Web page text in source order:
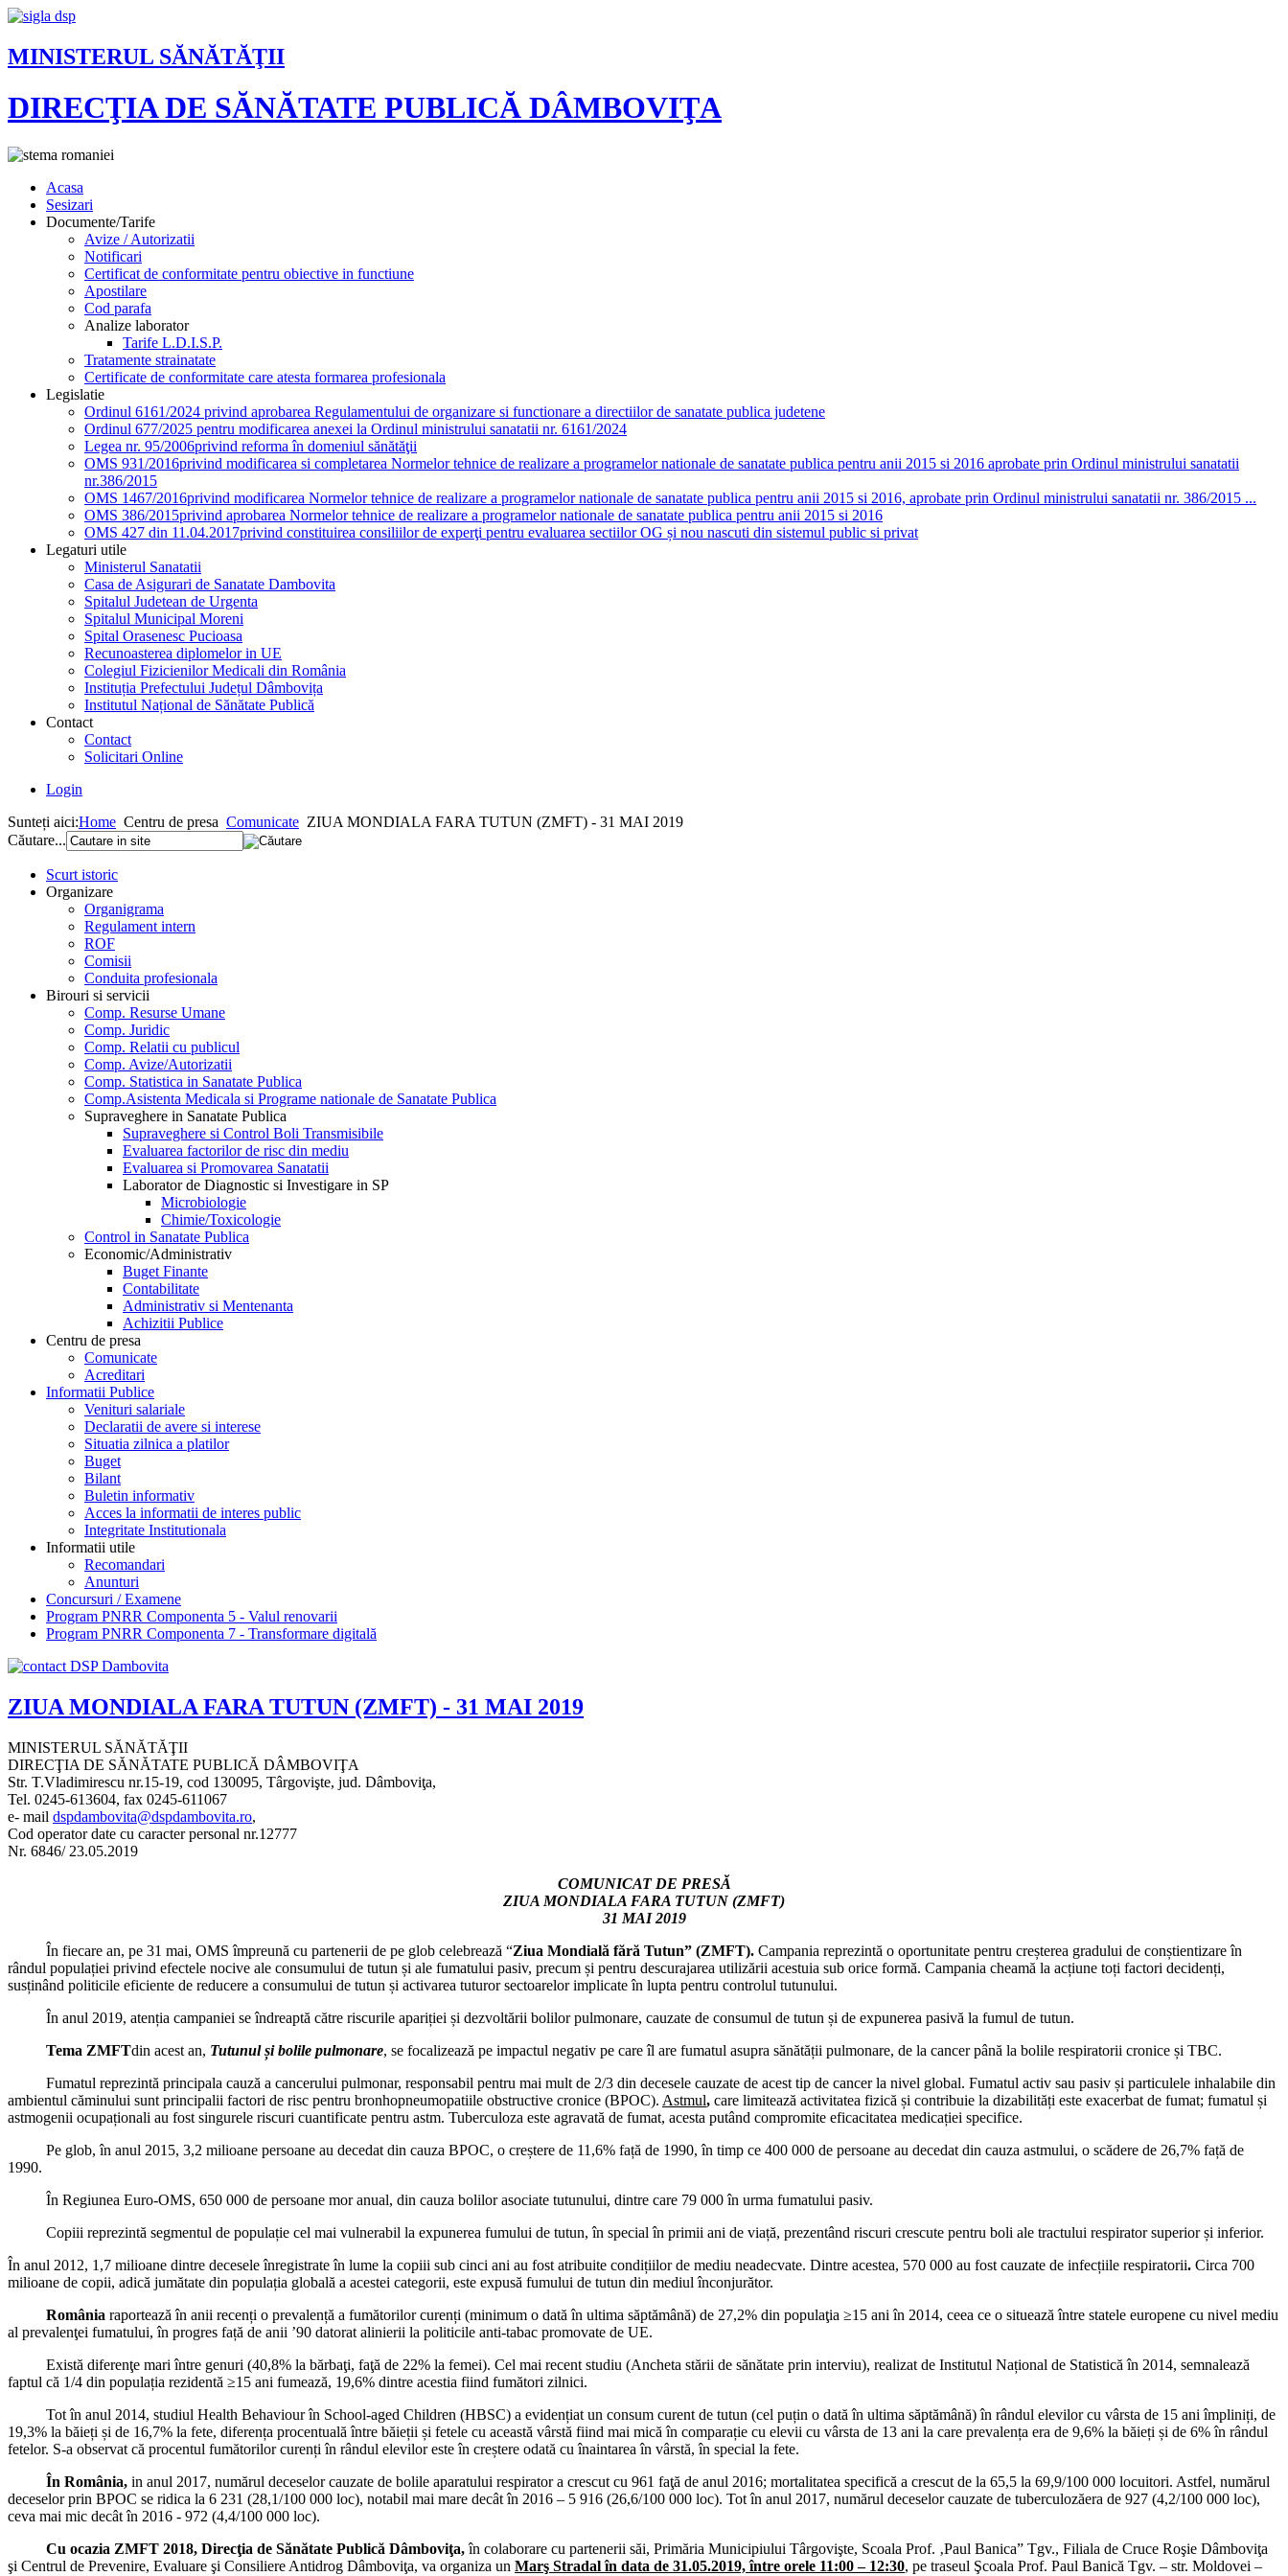
MINISTERUL SĂNĂTĂŢII
DIRECŢIA DE SĂNĂTATE PUBLICĂ DÂMBOVIŢA
Acasa
Sesizari
Documente/Tarife
Avize / Autorizatii
Notificari
Certificat de conformitate pentru obiective in functiune
Apostilare
Cod parafa
Analize laborator
Tarife L.D.I.S.P.
Tratamente strainatate
Certificate de conformitate care atesta formarea profesionala
Legislatie
Ordinul 6161/2024 privind aprobarea Regulamentului de organizare si functionare a directiilor de sanatate publica judetene
Ordinul 677/2025 pentru modificarea anexei la Ordinul ministrului sanatatii nr. 6161/2024
Legea nr. 95/2006privind reforma în domeniul sănătăţii
OMS 931/2016privind modificarea si completarea Normelor tehnice de realizare a programelor nationale de sanatate publica pentru anii 2015 si 2016 aprobate prin Ordinul ministrului sanatatii
nr.386/2015
OMS 1467/2016privind modificarea Normelor tehnice de realizare a programelor nationale de sanatate publica pentru anii 2015 si 2016, aprobate prin Ordinul ministrului sanatatii nr. 386/2015 ...
OMS 386/2015privind aprobarea Normelor tehnice de realizare a programelor nationale de sanatate publica pentru anii 2015 si 2016
OMS 427 din 11.04.2017privind constituirea consiliilor de experţi pentru evaluarea sectiilor OG și nou nascuti din sistemul public si privat
Legaturi utile
Ministerul Sanatatii
Casa de Asigurari de Sanatate Dambovita
Spitalul Judetean de Urgenta
Spitalul Municipal Moreni
Spital Orasenesc Pucioasa
Recunoasterea diplomelor in UE
Colegiul Fizicienilor Medicali din România
Instituția Prefectului Județul Dâmbovița
Institutul Național de Sănătate Publică
Contact
Contact
Solicitari Online
Login
Sunteți aici:Home Centru de presa Comunicate ZIUA MONDIALA FARA TUTUN (ZMFT) - 31 MAI 2019
Căutare...
Scurt istoric
Organizare
Organigrama
Regulament intern
ROF
Comisii
Conduita profesionala
Birouri si servicii
Comp. Resurse Umane
Comp. Juridic
Comp. Relatii cu publicul
Comp. Avize/Autorizatii
Comp. Statistica in Sanatate Publica
Comp.Asistenta Medicala si Programe nationale de Sanatate Publica
Supraveghere in Sanatate Publica
Supraveghere si Control Boli Transmisibile
Evaluarea factorilor de risc din mediu
Evaluarea si Promovarea Sanatatii
Laborator de Diagnostic si Investigare in SP
Microbiologie
Chimie/Toxicologie
Control in Sanatate Publica
Economic/Administrativ
Buget Finante
Contabilitate
Administrativ si Mentenanta
Achizitii Publice
Centru de presa
Comunicate
Acreditari
Informatii Publice
Venituri salariale
Declaratii de avere si interese
Situatia zilnica a platilor
Buget
Bilant
Buletin informativ
Acces la informatii de interes public
Integritate Institutionala
Informatii utile
Recomandari
Anunturi
Concursuri / Examene
Program PNRR Componenta 5 - Valul renovarii
Program PNRR Componenta 7 - Transformare digitală
ZIUA MONDIALA FARA TUTUN (ZMFT) - 31 MAI 2019
MINISTERUL SĂNĂTĂŢII
DIRECŢIA DE SĂNĂTATE PUBLICĂ DÂMBOVIŢA
Str. T.Vladimirescu nr.15-19, cod 130095, Târgovişte, jud. Dâmboviţa,
Tel. 0245-613604, fax 0245-611067
e- mail dspdambovita@dspdambovita.ro,
Cod operator date cu caracter personal nr.12777
Nr. 6846/ 23.05.2019
COMUNICAT DE PRESĂ
ZIUA MONDIALA FARA TUTUN (ZMFT)
31 MAI 2019
În fiecare an, pe 31 mai, OMS împreună cu partenerii de pe glob celebrează “Ziua Mondială fără Tutun” (ZMFT). Campania reprezintă o oportunitate pentru creșterea gradului de conștientizare în
rândul populației privind efectele nocive ale consumului de tutun și ale fumatului pasiv, precum și pentru descurajarea utilizării acestuia sub orice formă. Campania cheamă la acțiune toți factori decidenți,
susținând politicile eficiente de reducere a consumului de tutun și activarea tuturor sectoarelor implicate în lupta pentru controlul tutunului.
În anul 2019, atenția campaniei se îndreaptă către riscurile apariției și dezvoltării bolilor pulmonare, cauzate de consumul de tutun și de expunerea pasivă la fumul de tutun.
Tema ZMFTdin acest an, Tutunul și bolile pulmonare, se focalizează pe impactul negativ pe care îl are fumatul asupra sănătății pulmonare, de la cancer până la bolile respiratorii cronice și TBC.
Fumatul reprezintă principala cauză a cancerului pulmonar, responsabil pentru mai mult de 2/3 din decesele cauzate de acest tip de cancer la nivel global. Fumatul activ sau pasiv și particulele inhalabile din
ambientul căminului sunt principalii factori de risc pentru bronhopneumopatiile obstructive cronice (BPOC). Astmul, care limitează activitatea fizică și contribuie la dizabilități este exacerbat de fumat; fumatul și
astmogenii ocupaționali au fost singurele riscuri cuantificate pentru astm. Tuberculoza este agravată de fumat, acesta putând compromite eficacitatea medicației specifice.
Pe glob, în anul 2015, 3,2 milioane persoane au decedat din cauza BPOC, o creștere de 11,6% față de 1990, în timp ce 400 000 de persoane au decedat din cauza astmului, o scădere de 26,7% față de
1990.
În Regiunea Euro-OMS, 650 000 de persoane mor anual, din cauza bolilor asociate tutunului, dintre care 79 000 în urma fumatului pasiv.
Copiii reprezintă segmentul de populație cel mai vulnerabil la expunerea fumului de tutun, în special în primii ani de viață, prezentând riscuri crescute pentru boli ale tractului respirator superior și inferior.
În anul 2012, 1,7 milioane dintre decesele înregistrate în lume la copiii sub cinci ani au fost atribuite condițiilor de mediu neadecvate. Dintre acestea, 570 000 au fost cauzate de infecțiile respiratorii. Circa 700
milioane de copii, adică jumătate din populația globală a acestei categorii, este expusă fumului de tutun din mediul înconjurător.
România raportează în anii recenți o prevalență a fumătorilor curenți (minimum o dată în ultima săptămână) de 27,2% din populaţia ≥15 ani în 2014, ceea ce o situează între statele europene cu nivel mediu
al prevalenţei fumatului, în progres față de anii ’90 datorat alinierii la politicile anti-tabac promovate de UE.
Există diferenţe mari între genuri (40,8% la bărbaţi, faţă de 22% la femei). Cel mai recent studiu (Ancheta stării de sănătate prin interviu), realizat de Institutul Național de Statistică în 2014, semnalează
faptul că 1/4 din populația rezidentă ≥15 ani fumează, 19,6% dintre acestia fiind fumători zilnici.
Tot în anul 2014, studiul Health Behaviour în School-aged Children (HBSC) a evidențiat un consum curent de tutun (cel puțin o dată în ultima săptămână) în rândul elevilor cu vârsta de 15 ani împliniți, de
19,3% la băieți și de 16,7% la fete, diferența procentuală între băieții și fetele cu această vârstă fiind mai mică în comparație cu elevii cu vârsta de 13 ani la care prevalența era de 9,6% la băieți și de 6% în rândul
fetelor. S-a observat că procentul fumătorilor curenți în rândul elevilor este în creștere odată cu înaintarea în vârstă, în special la fete.
În România, in anul 2017, numărul deceselor cauzate de bolile aparatului respirator a crescut cu 961 faţă de anul 2016; mortalitatea specifică a crescut de la 65,5 la 69,9/100 000 locuitori. Astfel, numărul
deceselor prin BPOC se ridica la 6 231 (28,1/100 000 loc), notabil mai mare decât în 2016 – 5 916 (26,6/100 000 loc). Tot în anul 2017, numărul deceselor cauzate de tuberculozăera de 927 (4,2/100 000 loc),
ceva mai mic decât în 2016 - 972 (4,4/100 000 loc).
Cu ocazia ZMFT 2018, Direcţia de Sănătate Publică Dâmboviţa,în colaborare cu partenerii săi, Primăria Municipiului Târgovişte, Scoala Prof. ‚Paul Banica” Tgv., Filiala de Cruce Roşie Dâmboviţa
şi Centrul de Prevenire, Evaluare şi Consiliere Antidrog Dâmboviţa, va organiza un Marş Stradal în data de 31.05.2019, între orele 11:00 – 12:30, pe traseul Şcoala Prof. Paul Banică Tgv. – str. Moldovei –